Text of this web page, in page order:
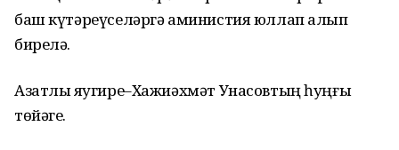
баш күтәреүселәргә аминистия юллап алып
бирелә.
Азатлыҡ яугире–Хажиәхмәт Унасовтың һуңғы
төйәге.